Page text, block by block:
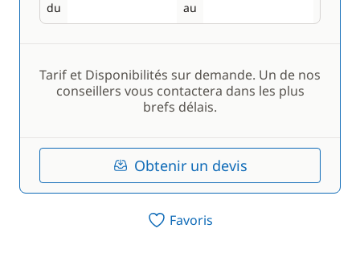
du
Départ au
Retour
Tarif et Disponibilités sur demande. Un de nos
conseillers vous contactera dans les plus
brefs délais.
Obtenir un devis
Favoris